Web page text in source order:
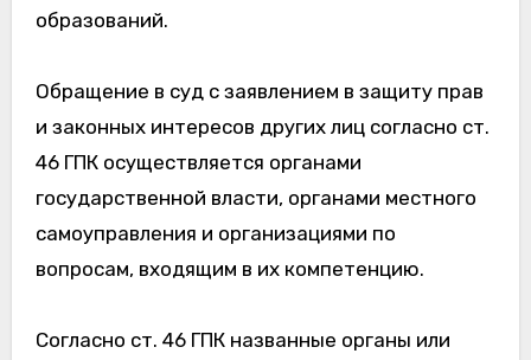
образований.
Обращение в суд с заявлением в защиту прав
и законных интересов других лиц согласно ст.
46 ГПК осуществляется органами
государственной власти, органами местного
самоуправления и организациями по
вопросам, входящим в их компетенцию.
Согласно ст. 46 ГПК названные органы или